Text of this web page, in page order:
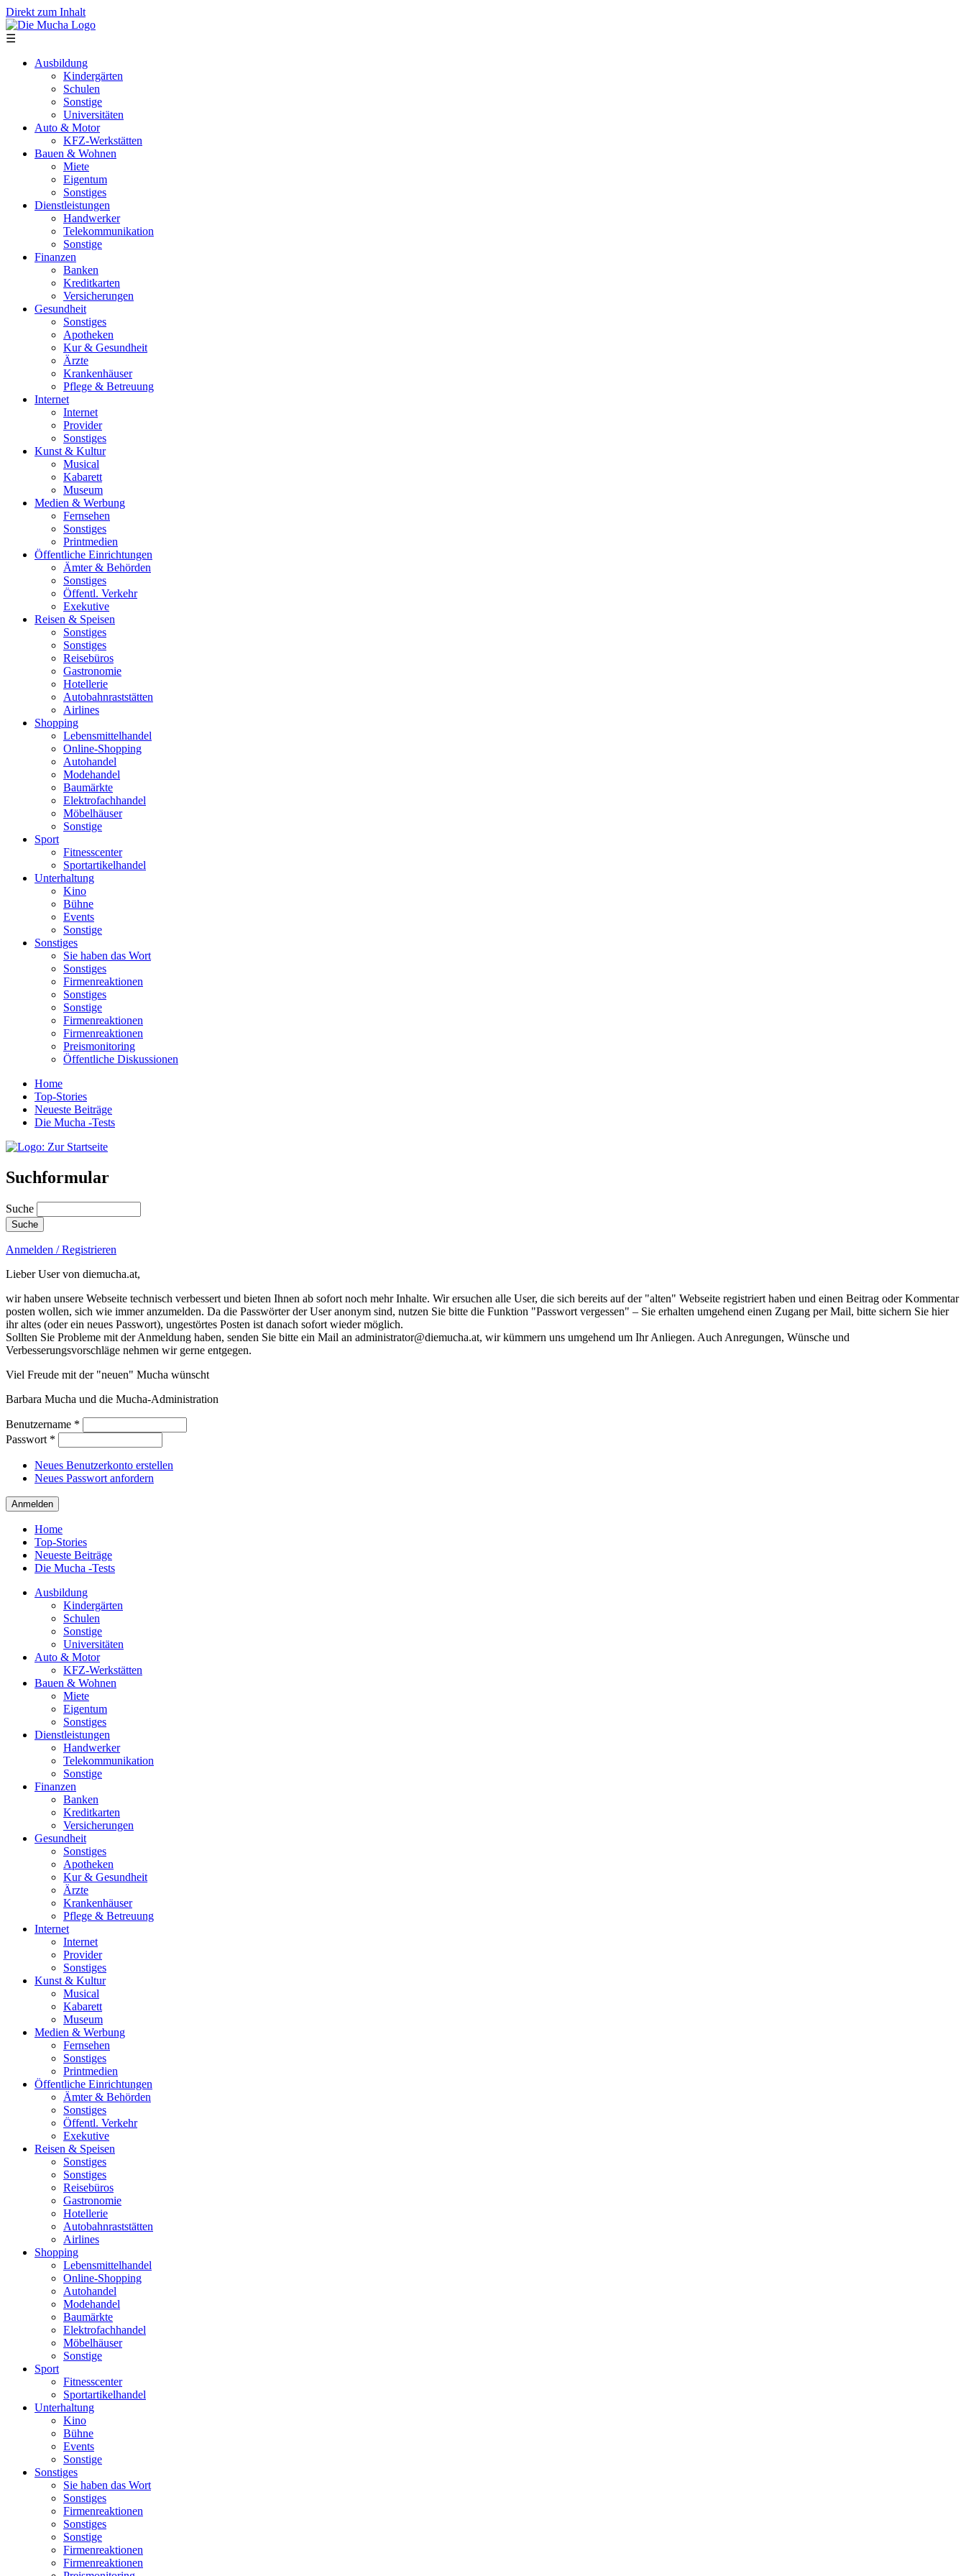
Direkt zum Inhalt
☰
Ausbildung
Kindergärten
Schulen
Sonstige
Universitäten
Auto & Motor
KFZ-Werkstätten
Bauen & Wohnen
Miete
Eigentum
Sonstiges
Dienstleistungen
Handwerker
Telekommunikation
Sonstige
Finanzen
Banken
Kreditkarten
Versicherungen
Gesundheit
Sonstiges
Apotheken
Kur & Gesundheit
Ärzte
Krankenhäuser
Pflege & Betreuung
Internet
Internet
Provider
Sonstiges
Kunst & Kultur
Musical
Kabarett
Museum
Medien & Werbung
Fernsehen
Sonstiges
Printmedien
Öffentliche Einrichtungen
Ämter & Behörden
Sonstiges
Öffentl. Verkehr
Exekutive
Reisen & Speisen
Sonstiges
Sonstiges
Reisebüros
Gastronomie
Hotellerie
Autobahnraststätten
Airlines
Shopping
Lebensmittelhandel
Online-Shopping
Autohandel
Modehandel
Baumärkte
Elektrofachhandel
Möbelhäuser
Sonstige
Sport
Fitnesscenter
Sportartikelhandel
Unterhaltung
Kino
Bühne
Events
Sonstige
Sonstiges
Sie haben das Wort
Sonstiges
Firmenreaktionen
Sonstiges
Sonstige
Firmenreaktionen
Firmenreaktionen
Preismonitoring
Öffentliche Diskussionen
Home
Top-Stories
Neueste Beiträge
Die Mucha -Tests
Suchformular
Suche
Anmelden / Registrieren
Lieber User von diemucha.at,
wir haben unsere Webseite technisch verbessert und bieten Ihnen ab sofort noch mehr Inhalte. Wir ersuchen alle User, die sich bereits auf der "alten" Webseite registriert haben und einen Beitrag oder Kommentar
posten wollen, sich wie immer anzumelden. Da die Passwörter der User anonym sind, nutzen Sie bitte die Funktion "Passwort vergessen" – Sie erhalten umgehend einen Zugang per Mail, bitte sichern Sie hier
ihr altes (oder ein neues Passwort), ungestörtes Posten ist danach sofort wieder möglich.
Sollten Sie Probleme mit der Anmeldung haben, senden Sie bitte ein Mail an administrator@diemucha.at, wir kümmern uns umgehend um Ihr Anliegen. Auch Anregungen, Wünsche und
Verbesserungsvorschläge nehmen wir gerne entgegen.
Viel Freude mit der "neuen" Mucha wünscht
Barbara Mucha und die Mucha-Administration
Benutzername *
Passwort *
Neues Benutzerkonto erstellen
Neues Passwort anfordern
Home
Top-Stories
Neueste Beiträge
Die Mucha -Tests
Ausbildung
Kindergärten
Schulen
Sonstige
Universitäten
Auto & Motor
KFZ-Werkstätten
Bauen & Wohnen
Miete
Eigentum
Sonstiges
Dienstleistungen
Handwerker
Telekommunikation
Sonstige
Finanzen
Banken
Kreditkarten
Versicherungen
Gesundheit
Sonstiges
Apotheken
Kur & Gesundheit
Ärzte
Krankenhäuser
Pflege & Betreuung
Internet
Internet
Provider
Sonstiges
Kunst & Kultur
Musical
Kabarett
Museum
Medien & Werbung
Fernsehen
Sonstiges
Printmedien
Öffentliche Einrichtungen
Ämter & Behörden
Sonstiges
Öffentl. Verkehr
Exekutive
Reisen & Speisen
Sonstiges
Sonstiges
Reisebüros
Gastronomie
Hotellerie
Autobahnraststätten
Airlines
Shopping
Lebensmittelhandel
Online-Shopping
Autohandel
Modehandel
Baumärkte
Elektrofachhandel
Möbelhäuser
Sonstige
Sport
Fitnesscenter
Sportartikelhandel
Unterhaltung
Kino
Bühne
Events
Sonstige
Sonstiges
Sie haben das Wort
Sonstiges
Firmenreaktionen
Sonstiges
Sonstige
Firmenreaktionen
Firmenreaktionen